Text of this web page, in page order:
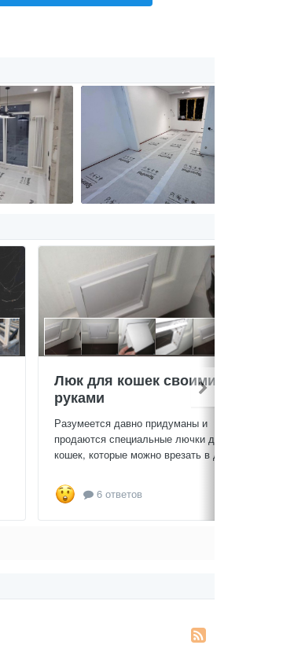
Люк для кошек своими
руками
Разумеется давно придуманы и
продаются специальные лючки для
кошек, которые можно врезать в дверь...
6 ответов